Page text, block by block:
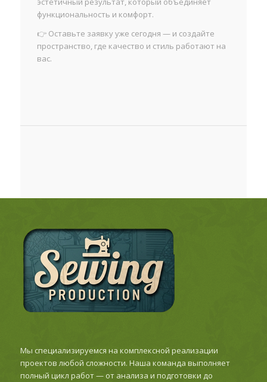
функциональность и комфорт.
👉 Оставьте заявку уже сегодня — и создайте
пространство, где качество и стиль работают на
вас.
Мы специализируемся на комплексной реализации
проектов любой сложности. Наша команда выполняет
полный цикл работ — от анализа и подготовки до